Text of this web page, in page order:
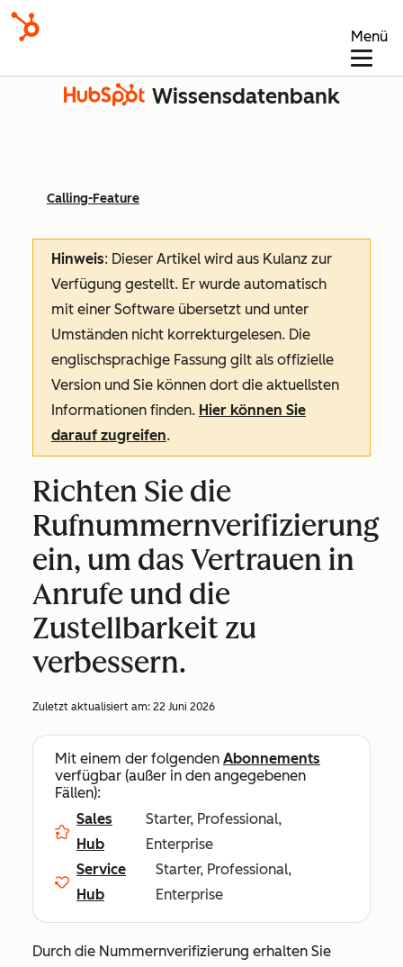
Menü
Wissensdatenbank
Calling-Feature
Hinweis: Dieser Artikel wird aus Kulanz zur
Verfügung gestellt. Er wurde automatisch
mit einer Software übersetzt und unter
Umständen nicht korrekturgelesen. Die
englischsprachige Fassung gilt als offizielle
Version und Sie können dort die aktuellsten
Informationen finden. Hier können Sie
darauf zugreifen.
Richten Sie die
Rufnummernverifizierung
ein, um das Vertrauen in
Anrufe und die
Zustellbarkeit zu
verbessern.
Zuletzt aktualisiert am: 22 Juni 2026
Mit einem der folgenden Abonnements
verfügbar (außer in den angegebenen
Fällen):
Sales
Hub
Starter, Professional,
Enterprise
Service
Hub
Starter, Professional,
Enterprise
Durch die Nummernverifizierung erhalten Sie